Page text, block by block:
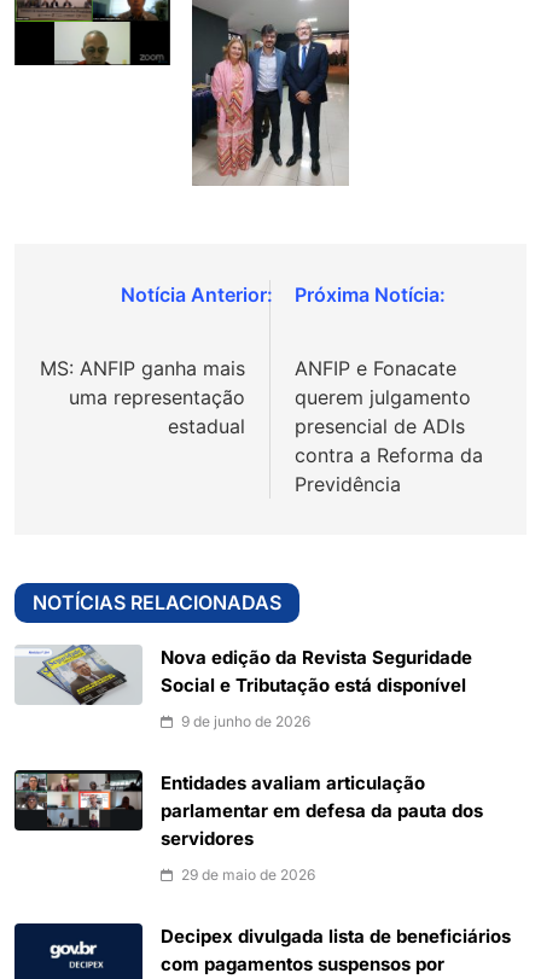
Navegação
Post
MS: ANFIP ganha mais
uma representação
estadual
ANFIP e Fonacate
querem julgamento
presencial de ADIs
contra a Reforma da
Previdência
NOTÍCIAS RELACIONADAS
Nova edição da Revista Seguridade
Social e Tributação está disponível
9 de junho de 2026
Entidades avaliam articulação
parlamentar em defesa da pauta dos
servidores
29 de maio de 2026
Decipex divulgada lista de beneficiários
com pagamentos suspensos por